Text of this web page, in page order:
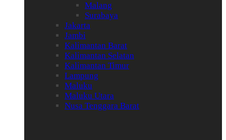
Malang
Surabaya
Jakarta
Jambi
Kalimantan Barat
Kalimantan Selatan
Kalimantan Timur
Lampung
Maluku
Maluku Utara
Nusa Tenggara Barat